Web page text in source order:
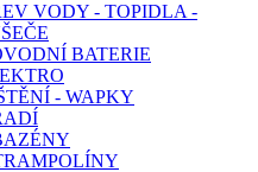
VODY - TOPIDLA -
BATERIE
- WAPKY